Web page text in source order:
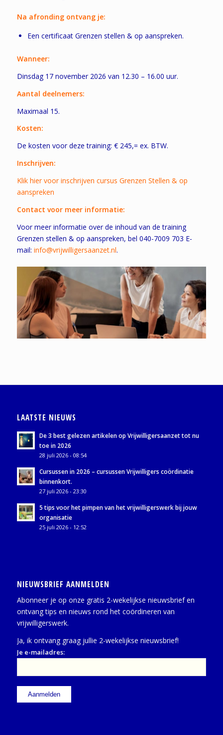
Na afronding ontvang je:
Een certificaat Grenzen stellen & op aanspreken.
Wanneer:
Dinsdag 17 november 2026 van 12.30 – 16.00 uur.
Aantal deelnemers:
Maximaal 15.
Kosten:
De kosten voor deze training: € 245,= ex. BTW.
Inschrijven:
Klik hier voor inschrijven cursus Grenzen Stellen & op
aanspreken
Contact voor meer informatie:
Voor meer informatie over de inhoud van de training
Grenzen stellen & op aanspreken, bel 040-7009 703 E-
mail: info@vrijwilligersaanzet.nl.
LAATSTE NIEUWS
De 3 best gelezen artikelen op Vrijwilligersaanzet tot nu
toe in 2026
28 juli 2026 - 08:54
Cursussen in 2026 – cursussen Vrijwilligers coördinatie
binnenkort.
27 juli 2026 - 23:30
5 tips voor het pimpen van het vrijwilligerswerk bij jouw
organisatie
25 juli 2026 - 12:52
NIEUWSBRIEF AANMELDEN
Abonneer je op onze gratis 2-wekelijkse nieuwsbrief en
ontvang tips en nieuws rond het coördineren van
vrijwilligerswerk.
Ja, ik ontvang graag jullie 2-wekelijkse nieuwsbrief!
Je e-mailadres: